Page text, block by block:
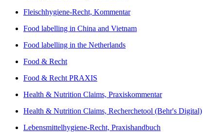
Fleischhygiene-Recht, Kommentar
Food labelling in China and Vietnam
Food labelling in the Netherlands
Food & Recht
Food & Recht PRAXIS
Health & Nutrition Claims, Praxiskommentar
Health & Nutrition Claims, Recherchetool (Behr's Digital)
Lebensmittelhygiene-Recht, Praxishandbuch